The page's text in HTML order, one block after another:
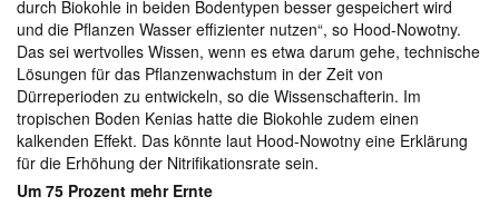
durch Biokohle in beiden Bodentypen besser gespeichert wird
und die Pflanzen Wasser effizienter nutzen“, so Hood-Nowotny.
Das sei wertvolles Wissen, wenn es etwa darum gehe, technische
Lösungen für das Pflanzenwachstum in der Zeit von
Dürreperioden zu entwickeln, so die Wissenschafterin. Im
tropischen Boden Kenias hatte die Biokohle zudem einen
kalkenden Effekt. Das könnte laut Hood-Nowotny eine Erklärung
für die Erhöhung der Nitrifikationsrate sein.
Um 75 Prozent mehr Ernte